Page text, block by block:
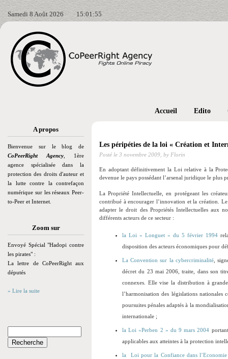
Samedi 8 Août 2026 15:01:56
A propos
Bienvenue sur le blog de
CoPeerRight Agency , 1ère
agence spécialisée dans la
protection des droits d'auteur et
la lutte contre la contrefaçon
numérique sur les réseaux Peer-
to-Peer et Internet.
Zoom sur
Envoyé Spécial "Hadopi contre
les pirates" :
La lettre de CoPeerRight aux
députés
» Lire la suite
Accueil Edito
Les péripéties de la loi « Création et
Posté le 3 novembre 2009, by Florin
En adoptant définitivement la Loi relative à la
devenue le pays possédant l’arsenal juridique le plus
La Propriété Intellectuelle, en protégeant les
contribué à encourager l’innovation et la création.
adapter le droit des Propriétés Intellectuelles aux
différents acteurs de ce secteur :
la Loi « Longuet » du 5 février 1994
disposition des acteurs économiques pour
La Convention sur la cybercriminalité,
décret du 23 mai 2006, traite, dans son
connexes. Elle vise la distribution à
l’harmonisation des législations
poursuites pénales adaptés à la
internationale ;
la Loi «Perben 2 » du 9 mars 2004
applicables aux atteintes à la protection
la Loi pour la Confiance dans